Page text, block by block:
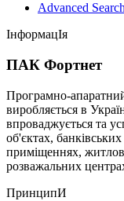
Advanced Search
ІнформацІя
ПАК Фортнет
Програмно-
виробляється в
впроваджується та
об'єктах,
приміщеннях,
розважальних
ПринципИ